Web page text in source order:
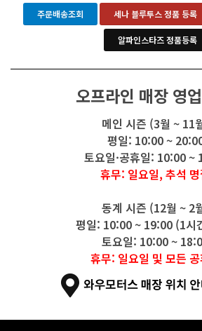
주문배송조회 세나 블루투스 정품 등록
알파인스타즈 정품등록
오프라인 매장 영
메인 시즌 (3월 ~ 11
평일: 10:00 ~
토요일·공휴일: 10:00 ~
휴무: 일요일, 추석 명
동계 시즌 (12월 ~ 2
평일: 10:00 ~ 19:00 (1시
토요일: 10:00 ~
휴무: 일요일 및 모든 공